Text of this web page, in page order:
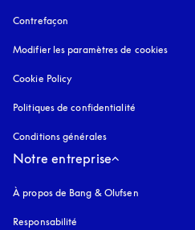
Contrefaçon
Modifier les paramètres de cookies
Cookie Policy
Politiques de confidentialité
Conditions générales
Notre entreprise
À propos de Bang & Olufsen
Responsabilité